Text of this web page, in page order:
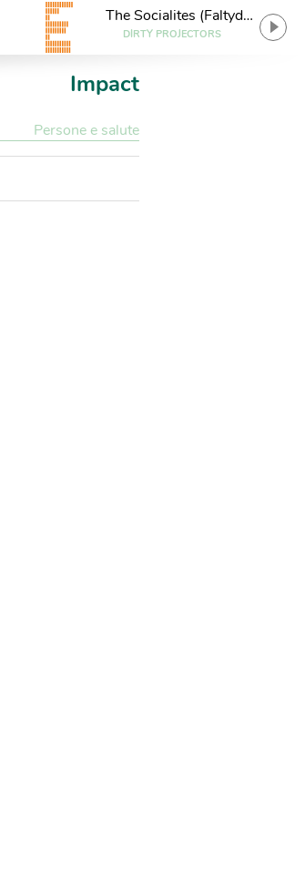
The Socialites (Faltydl
Remix)
DIRTY PROJECTORS
Impact
Persone e salute